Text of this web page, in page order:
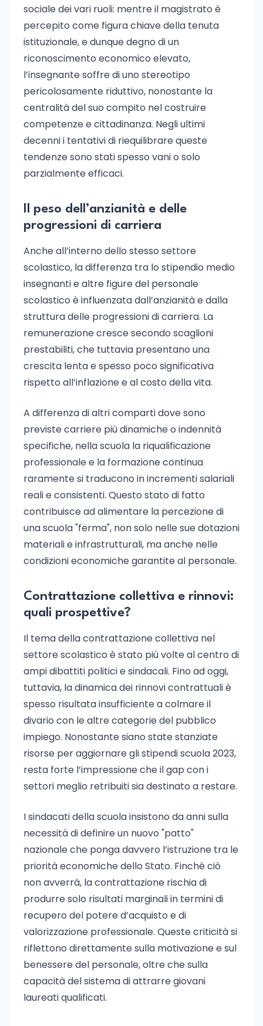
sociale dei vari ruoli: mentre il magistrato è
percepito come figura chiave della tenuta
istituzionale, e dunque degno di un
riconoscimento economico elevato,
l’insegnante soffre di uno stereotipo
pericolosamente riduttivo, nonostante la
centralità del suo compito nel costruire
competenze e cittadinanza. Negli ultimi
decenni i tentativi di riequilibrare queste
tendenze sono stati spesso vani o solo
parzialmente efficaci.
Il peso dell’anzianità e delle
progressioni di carriera
Anche all’interno dello stesso settore
scolastico, la differenza tra lo stipendio medio
insegnanti e altre figure del personale
scolastico è influenzata dall’anzianità e dalla
struttura delle progressioni di carriera. La
remunerazione cresce secondo scaglioni
prestabiliti, che tuttavia presentano una
crescita lenta e spesso poco significativa
rispetto all’inflazione e al costo della vita.
A differenza di altri comparti dove sono
previste carriere più dinamiche o indennità
specifiche, nella scuola la riqualificazione
professionale e la formazione continua
raramente si traducono in incrementi salariali
reali e consistenti. Questo stato di fatto
contribuisce ad alimentare la percezione di
una scuola "ferma", non solo nelle sue dotazioni
materiali e infrastrutturali, ma anche nelle
condizioni economiche garantite al personale.
Contrattazione collettiva e rinnovi:
quali prospettive?
Il tema della contrattazione collettiva nel
settore scolastico è stato più volte al centro di
ampi dibattiti politici e sindacali. Fino ad oggi,
tuttavia, la dinamica dei rinnovi contrattuali è
spesso risultata insufficiente a colmare il
divario con le altre categorie del pubblico
impiego. Nonostante siano state stanziate
risorse per aggiornare gli stipendi scuola 2023,
resta forte l’impressione che il gap con i
settori meglio retribuiti sia destinato a restare.
I sindacati della scuola insistono da anni sulla
necessità di definire un nuovo "patto"
nazionale che ponga davvero l’istruzione tra le
priorità economiche dello Stato. Finché ciò
non avverrà, la contrattazione rischia di
produrre solo risultati marginali in termini di
recupero del potere d’acquisto e di
valorizzazione professionale. Queste criticità si
riflettono direttamente sulla motivazione e sul
benessere del personale, oltre che sulla
capacità del sistema di attrarre giovani
laureati qualificati.